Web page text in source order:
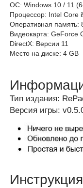
ОС: Windows 10 / 11
Процессор: Intel Core
Оперативная память:
Видеокарта: GeForce
DirectX: Версии 11
Место на диске: 4 GB
Тип издания:
Версия игры: